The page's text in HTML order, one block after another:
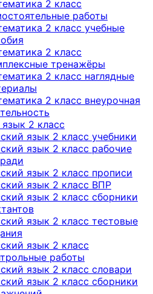
2 класс
работы
2 класс учебные
2 класс
тренажёры
2 класс наглядные
2 класс внеурочная
2 класс
язык 2 класс учебники
язык 2 класс рабочие
язык 2 класс прописи
язык 2 класс ВПР
язык 2 класс сборники
язык 2 класс тестовые
язык 2 класс
работы
язык 2 класс словари
язык 2 класс сборники